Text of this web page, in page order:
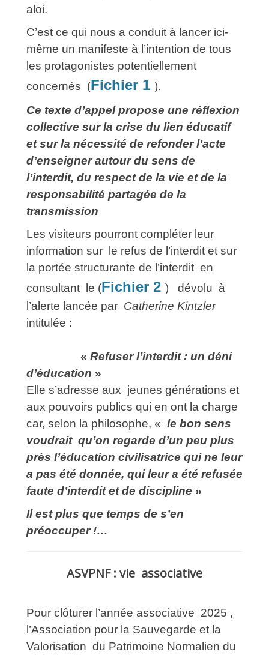
aloi.
C’est ce qui nous a conduit à lancer ici-
même un manifeste à l’intention de tous
les protagonistes potentiellement
concernés (Fichier 1 ).
Ce texte d’appel propose une réflexion
collective sur la crise du lien éducatif
et sur la nécessité de refonder l’acte
d’enseigner autour du sens de
l’interdit, du respect de la vie et de la
responsabilité partagée de la
transmission
Les visiteurs pourront compléter leur
information sur le refus de l’interdit et sur
la portée structurante de l’interdit en
consultant le (Fichier 2 ) dévolu à
l’alerte lancée par Catherine Kintzler
intitulée :
« Refuser l’interdit : un déni
d’éducation »
Elle s’adresse aux jeunes générations et
aux pouvoirs publics qui en ont la charge
car, selon la philosophe, « le bon sens
voudrait qu’on regarde d’un peu plus
près l’éducation civilisatrice qui ne leur
a pas été donnée, qui leur a été refusée
faute d’interdit et de discipline »
Il est plus que temps de s’en
préoccuper !…
ASVPNF : vie associative
Pour clôturer l’année associative 2025 ,
l’Association pour la Sauvegarde et la
Valorisation du Patrimoine Normalien du